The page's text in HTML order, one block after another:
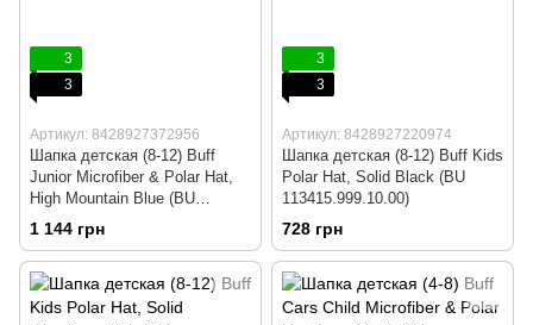
3
3
Артикул: 8428927372956
Шапка детская (8-12) Buff
Junior Microfiber & Polar Hat,
High Mountain Blue (BU
121652.707.10.00)
1 144 грн
3
3
Артикул: 8428927220974
Шапка детская (8-12) Buff Kids
Polar Hat, Solid Black (BU
113415.999.10.00)
728 грн